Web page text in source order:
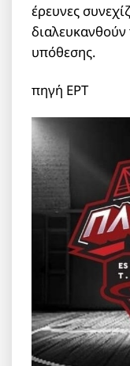
έρευνες
υπόθεσης.
πηγή ΕΡΤ